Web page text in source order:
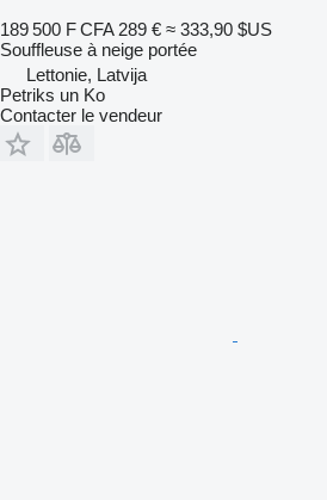
189 500 F CFA 289 € ≈ 333,90 $US
Souffleuse à neige portée
Lettonie, Latvija
Petriks un Ko
Contacter le vendeur